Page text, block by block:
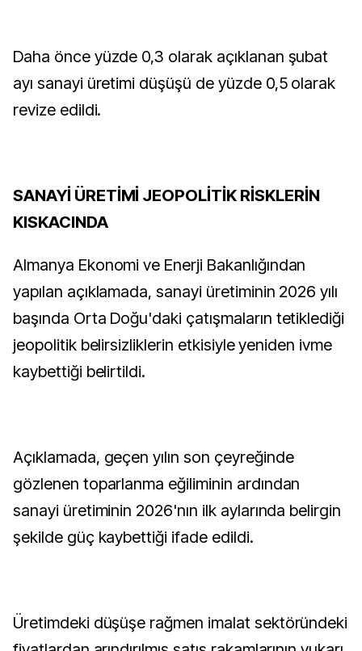
Daha önce yüzde 0,3 olarak açıklanan şubat
ayı sanayi üretimi düşüşü de yüzde 0,5 olarak
revize edildi.
SANAYİ ÜRETİMİ JEOPOLİTİK RİSKLERİN
KISKACINDA
Almanya Ekonomi ve Enerji Bakanlığından
yapılan açıklamada, sanayi üretiminin 2026 yılı
başında Orta Doğu'daki çatışmaların tetiklediği
jeopolitik belirsizliklerin etkisiyle yeniden ivme
kaybettiği belirtildi.
Açıklamada, geçen yılın son çeyreğinde
gözlenen toparlanma eğiliminin ardından
sanayi üretiminin 2026'nın ilk aylarında belirgin
şekilde güç kaybettiği ifade edildi.
Üretimdeki düşüşe rağmen imalat sektöründeki